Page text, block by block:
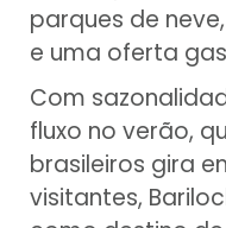
parques de
e uma oferta
Com
fluxo no verão,
brasileiros gira
visitantes,